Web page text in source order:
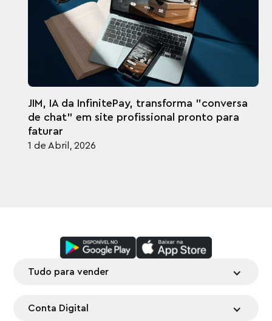
JIM, IA da InfinitePay, transforma "conversa
de chat" em site profissional pronto para
faturar
1 de Abril, 2026
Tudo para vender
Conta Digital